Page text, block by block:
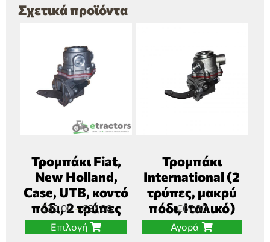
Σχετικά προϊόντα
Τρομπάκι Fiat,
New Holland,
Case, UTB, κοντό
πόδι, 2 τρύπες
€30,00–€37,00
Επιλογή
Τρομπάκι
International (2
τρύπες, μακρύ
πόδι, Ιταλικό)
€67,00
Αγορά